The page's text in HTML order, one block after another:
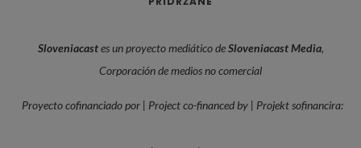
Sloveniacastes un proyecto mediático deSloveniacast Media,
Corporación de medios no comercial
Proyecto cofinanciado por | Project co-financed by | Projekt sofinancira: